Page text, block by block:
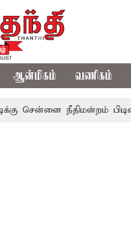
ஆன்மிகம் வணிகம்
நீதிமன்றம் பிடிவாராண்ட்